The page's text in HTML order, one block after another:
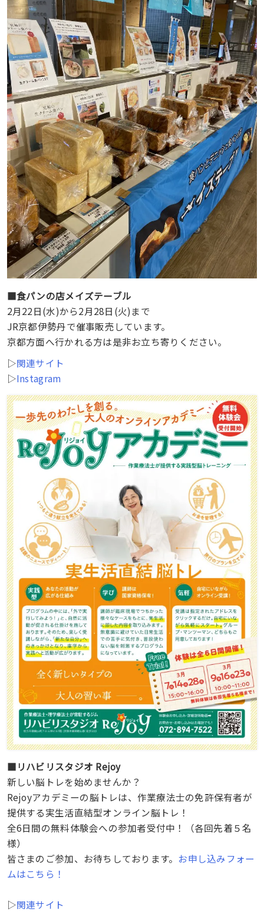
■食パンの店メイズテーブル
2月22日(水)から2月28日(火)まで
JR京都伊勢丹で催事販売しています。
京都方面へ行かれる方は是非お立ち寄りください。
▷関連サイト
▷Instagram
■リハビリスタジオ Rejoy
新しい脳トレを始めませんか？
Rejoyアカデミーの脳トレは、作業療法士の免許保有者が
提供する実生活直結型オンライン脳トレ！
全6日間の無料体験会への参加者受付中！（各回先着５名
様）
皆さまのご参加、お待ちしております。 お申し込みフォー
ムはこちら！
▷関連サイト